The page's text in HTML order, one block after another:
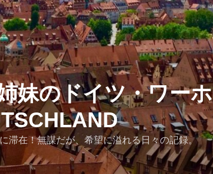
妹のドイツ・ワーホ
滞在！無謀だが、希望に溢れる日々の記録。